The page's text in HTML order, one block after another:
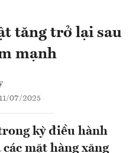
tăng trở lại sau
mạnh
07/2025
kỳ điều hành
mặt hàng xăng